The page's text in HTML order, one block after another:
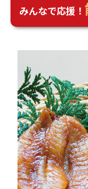
みんなで応援！